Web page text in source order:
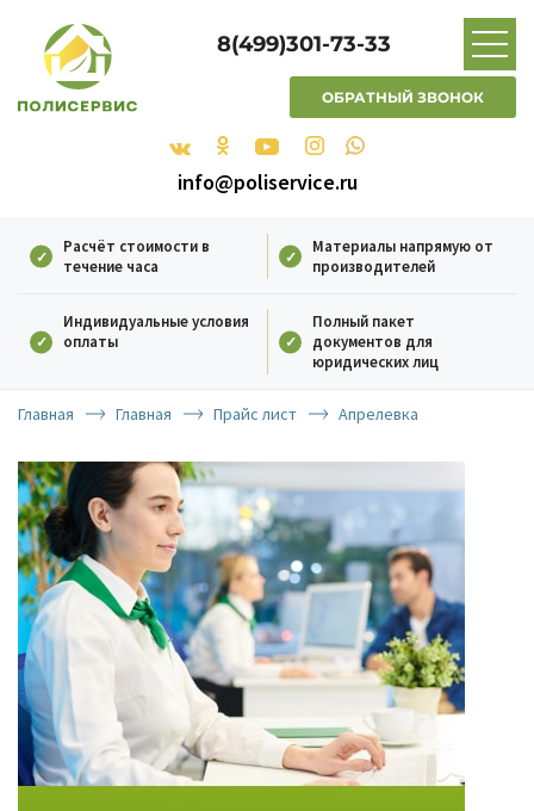
8(499)301-73-33
ОБРАТНЫЙ ЗВОНОК
info@poliservice.ru
Расчёт стоимости в
течение часа
Материалы напрямую от
производителей
Индивидуальные условия
оплаты
Полный пакет
документов для
юридических лиц
Главная Главная Прайс лист Апрелевка